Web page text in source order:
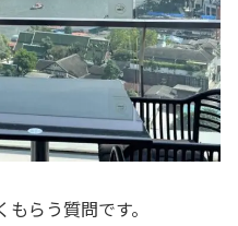
らう質問です。